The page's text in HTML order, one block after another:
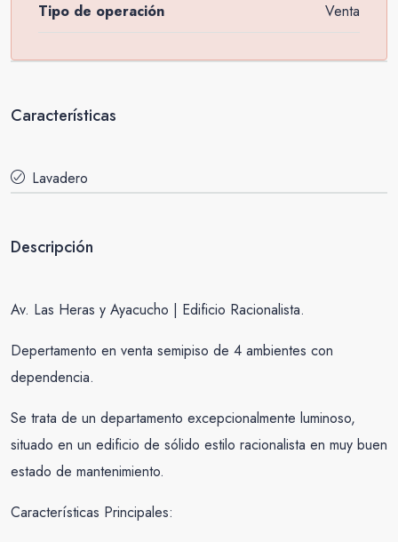
Tipo de operación Venta
Características
Lavadero
Descripción
Av. Las Heras y Ayacucho | Edificio Racionalista.
Depertamento en venta semipiso de 4 ambientes con
dependencia.
Se trata de un departamento excepcionalmente luminoso,
situado en un edificio de sólido estilo racionalista en muy buen
estado de mantenimiento.
Características Principales: